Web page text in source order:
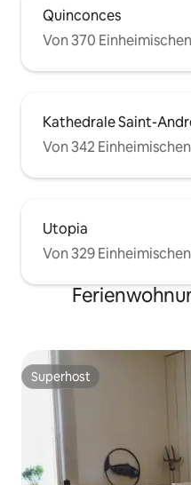
Quinconces
Von 370
Kathedrale Saint-
Von 342
Utopia
Von 329
Superhost
Superhost